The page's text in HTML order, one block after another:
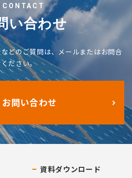
CONTACT
い合わせ
どのご質問は、メールまたはお問合
ださい。
お問い合わせ
資料ダウンロード